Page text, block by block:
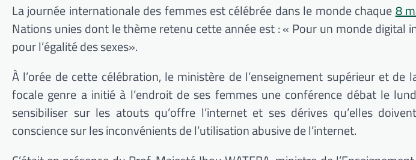
La journée internationale des femmes est célébrée dans le monde chaque8
Nations unies dont le thème retenu cette année est :« Pour un monde digital
pour l’égalité dessexes».
À l’orée de cette célébration, le ministère de l’enseignement supérieur et de
focale genre a initié à l’endroit de ses femmes une conférence débat le
sensibiliser sur les atouts qu’offre l’internet et ses dérives qu’elles
conscience sur les inconvénients de l’utilisation abusive de l’internet.